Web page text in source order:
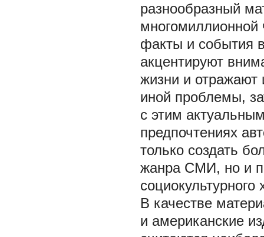
разнообразный
многомиллионной
факты и события
акцентируют
жизни и отражают
иной проблемы,
с этим
предпочтениях
только создать
жанра СМИ, но и
социокультурного
В качестве
и американские